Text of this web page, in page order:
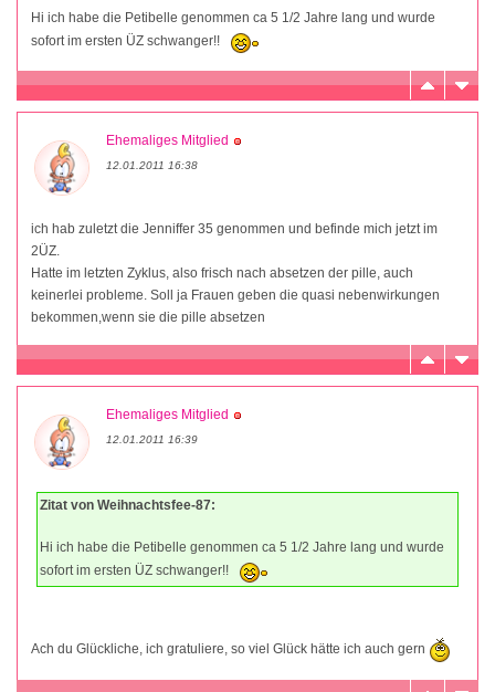
Hi ich habe die Petibelle genommen ca 5 1/2 Jahre lang und wurde
sofort im ersten ÜZ schwanger!!
Ehemaliges Mitglied
12.01.2011 16:38
ich hab zuletzt die Jenniffer 35 genommen und befinde mich jetzt im
2ÜZ.
Hatte im letzten Zyklus, also frisch nach absetzen der pille, auch
keinerlei probleme. Soll ja Frauen geben die quasi nebenwirkungen
bekommen,wenn sie die pille absetzen
Ehemaliges Mitglied
12.01.2011 16:39
Zitat von Weihnachtsfee-87:
Hi ich habe die Petibelle genommen ca 5 1/2 Jahre lang und wurde
sofort im ersten ÜZ schwanger!!
Ach du Glückliche, ich gratuliere, so viel Glück hätte ich auch gern